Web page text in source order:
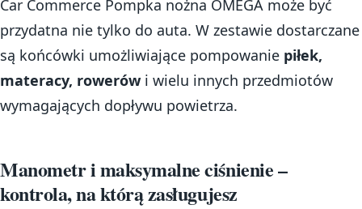
Car Commerce Pompka nożna OMEGA może być
przydatna nie tylko do auta. W zestawie dostarczane
są końcówki umożliwiające pompowanie piłek,
materacy, rowerów i wielu innych przedmiotów
wymagających dopływu powietrza.
Manometr i maksymalne ciśnienie –
kontrola, na którą zasługujesz